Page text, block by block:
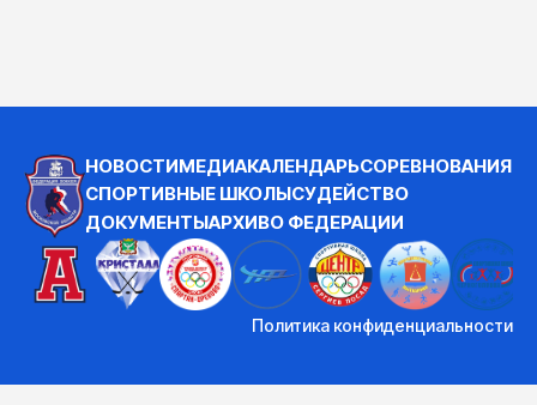
НОВОСТИМЕДИАКАЛЕНДАРЬСОРЕВНОВАНИЯ
СПОРТИВНЫЕ ШКОЛЫСУДЕЙСТВО
ДОКУМЕНТЫАРХИВО ФЕДЕРАЦИИ
Политика конфиденциальности